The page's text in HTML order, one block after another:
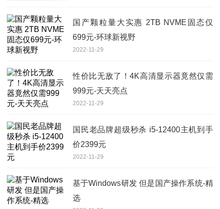
国产颗粒量大实惠 2TB NVME固态仅
699元-环球新视野
2022-11-29
性价比无敌了！4K高清显示器竟然仅需
999元-天天亮点
2022-11-29
国民老品牌超级秒杀 i5-12400主机到手
价2399元
2022-11-29
基于Windows研发 但是国产操作系统-精
选